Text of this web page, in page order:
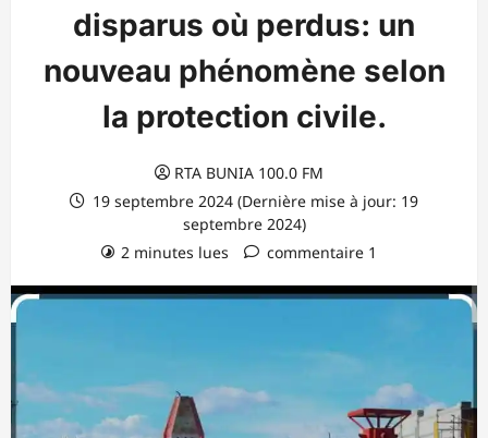
disparus où perdus: un
nouveau phénomène selon
la protection civile.
RTA BUNIA 100.0 FM
19 septembre 2024 (Dernière mise à jour: 19
septembre 2024)
2 minutes lues
commentaire 1